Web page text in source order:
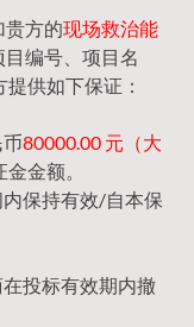
贵方的现场救治能
目编号、项目名
供如下保证：
80000.00 元（大
金额。
保持有效/自本保
投标有效期内撤